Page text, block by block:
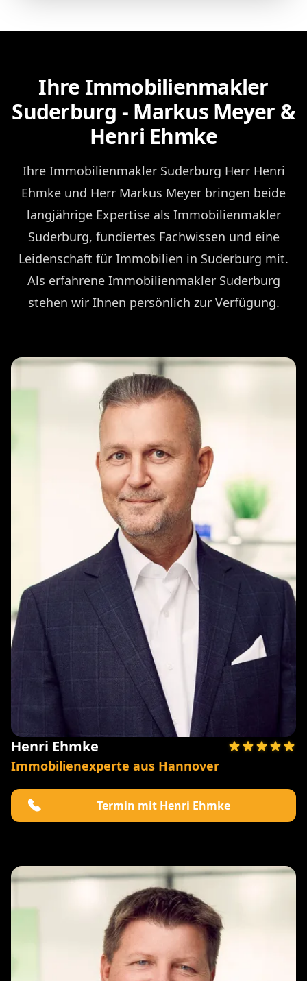
Ihre Immobilienmakler
Suderburg - Markus Meyer &
Henri Ehmke
Ihre Immobilienmakler Suderburg Herr Henri
Ehmke und Herr Markus Meyer bringen beide
langjährige Expertise als Immobilienmakler
Suderburg, fundiertes Fachwissen und eine
Leidenschaft für Immobilien in Suderburg mit.
Als erfahrene Immobilienmakler Suderburg
stehen wir Ihnen persönlich zur Verfügung.
Henri Ehmke
Immobilienexperte aus Hannover
Termin mit Henri Ehmke